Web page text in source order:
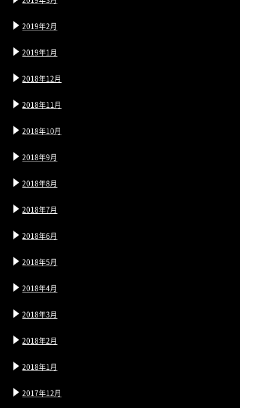
2019年2月
2019年1月
2018年12月
2018年11月
2018年10月
2018年9月
2018年8月
2018年7月
2018年6月
2018年5月
2018年4月
2018年3月
2018年2月
2018年1月
2017年12月